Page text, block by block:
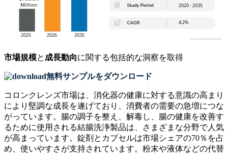
市場規模と 成長動向に関する包括的な洞察を取得
無料サンプルをダウンロード
コロンクレンズ市場は、消化器の健康に対する意識の高まり
により堅調な成長を遂げており、消費者の需要の急増につな
がっています。腸の調子を整え、解毒し、腸の健康を改善す
るために使用される結腸洗浄製品は、さまざまな分野で人気
が高まっています。錠剤とカプセルは市場シェアの70％を占
め、使いやすさが支持されています。粉末や液体などの代替